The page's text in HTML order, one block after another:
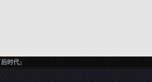
后时代 」